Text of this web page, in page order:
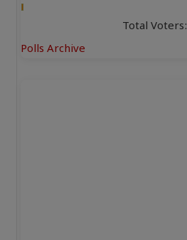
Total Voters:
Polls Archive